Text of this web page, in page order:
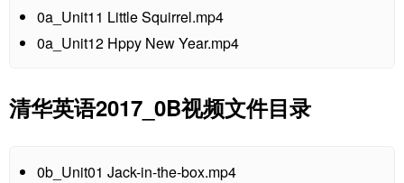
0a_Unit11 Little Squirrel.mp4
0a_Unit12 Hppy New Year.mp4
清华英语2017_0B视频文件目录
0b_Unit01 Jack-in-the-box.mp4